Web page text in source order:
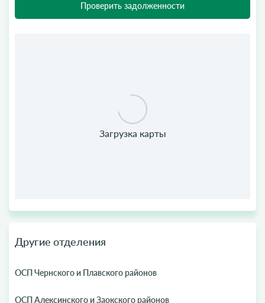
Проверить задолженности
Другие отделения
ОСП Чернского и Плавского районов
ОСП Алексинского и Заокского районов